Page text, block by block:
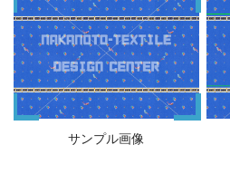
サンプル画像